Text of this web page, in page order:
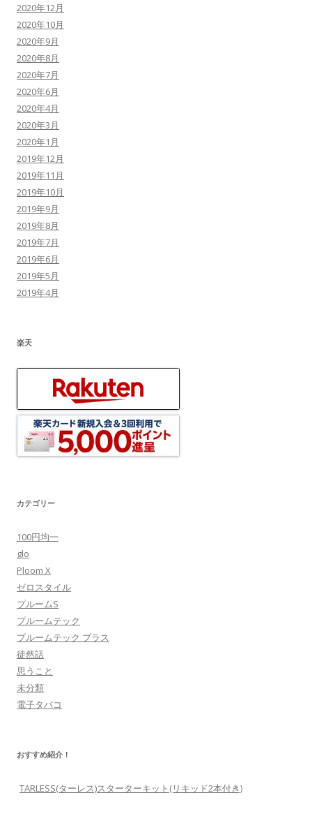
2020年12月
2020年10月
2020年9月
2020年8月
2020年7月
2020年6月
2020年4月
2020年3月
2020年1月
2019年12月
2019年11月
2019年10月
2019年9月
2019年8月
2019年7月
2019年6月
2019年5月
2019年4月
楽天
カテゴリー
100円均一
glo
Ploom X
ゼロスタイル
プルームS
プルームテック
プルームテック プラス
徒然話
思うこと
未分類
電子タバコ
おすすめ紹介！
TARLESS(ターレス)スターターキット(リキッド2本付き)